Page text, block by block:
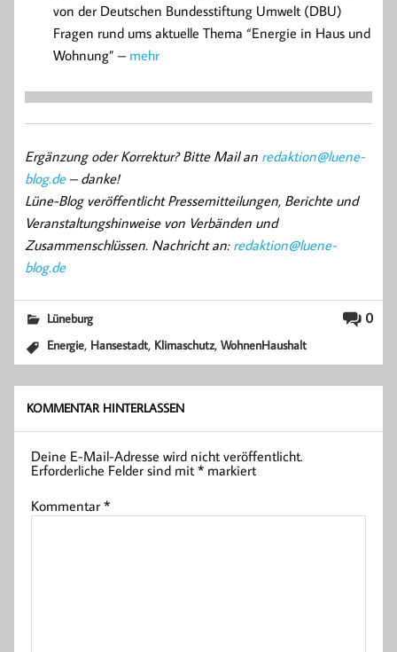
von der Deutschen Bundesstiftung Umwelt (DBU)
Fragen rund ums aktuelle Thema “Energie in Haus und
Wohnung” – mehr
Ergänzung oder Korrektur? Bitte Mail an redaktion@luene-
blog.de– danke!
Lüne-Blog veröffentlicht Pressemitteilungen, Berichte und
Veranstaltungshinweise von Verbänden und
Zusammenschlüssen. Nachricht an: redaktion@luene-
blog.de
0
Lüneburg
Energie, Hansestadt, Klimaschutz,WohnenHaushalt
KOMMENTAR HINTERLASSEN
Deine E-Mail-Adresse wird nicht veröffentlicht.
Erforderliche Felder sind mit* markiert
Kommentar*